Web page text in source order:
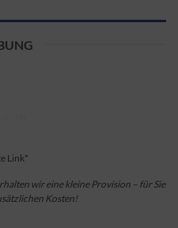
Link*
wir eine kleine Provision – für Sie
Kosten!